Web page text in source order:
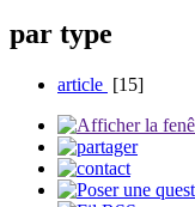
par type
article [15]